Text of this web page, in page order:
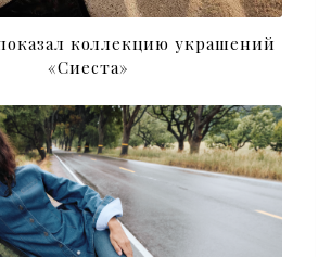
коллекцию украшений
«Сиеста»